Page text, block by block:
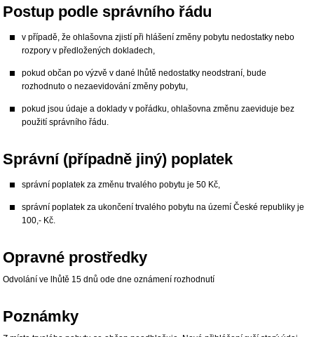
Postup podle správního řádu
v případě, že ohlašovna zjistí při hlášení změny pobytu nedostatky nebo
rozpory v předložených dokladech,
pokud občan po výzvě v dané lhůtě nedostatky neodstraní, bude
rozhodnuto o nezaevidování změny pobytu,
pokud jsou údaje a doklady v pořádku, ohlašovna změnu zaeviduje bez
použití správního řádu.
Správní (případně jiný) poplatek
správní poplatek za změnu trvalého pobytu je 50 Kč,
správní poplatek za ukončení trvalého pobytu na území České republiky je
100,- Kč.
Opravné prostředky
Odvolání ve lhůtě 15 dnů ode dne oznámení rozhodnutí
Poznámky